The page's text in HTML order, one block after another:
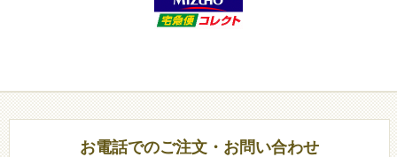
お電話でのご注文・お問い合わせ